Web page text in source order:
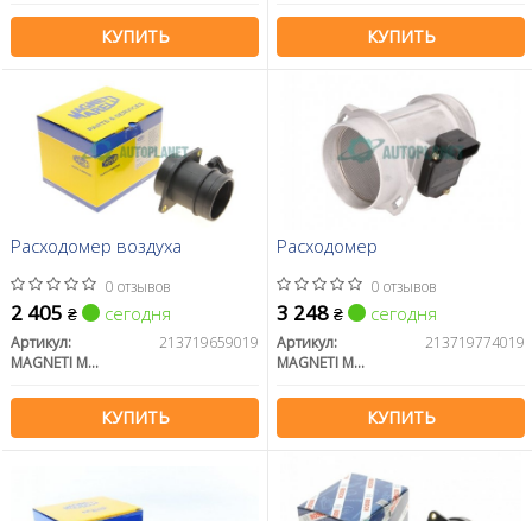
КУПИТЬ КУПИТЬ
Расходомер воздуха
0 отзывов
2 405 ₴ сегодня
Артикул:
213719659019
MAGNETI MARELLI
КУПИТЬ
Расходомер
0 отзывов
3 248 ₴ сегодня
Артикул:
213719774019
MAGNETI MARELLI
КУПИТЬ